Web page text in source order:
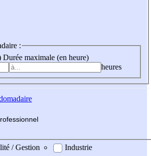
:
Durée maximale (en heure)
heures
fessionnel
/ Gestion
Industrie